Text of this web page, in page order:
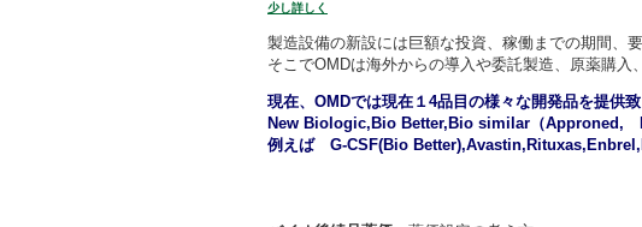
少し詳しく
製造設備の新設には巨額な投資、稼働までの期間、
そこでOMDは海外からの導入や委託製造、原薬購入
現在、OMDでは現在１4品目の様々な開発品を提供致
New Biologic,Bio Better,Bio similar（
例えば G-CSF(Bio